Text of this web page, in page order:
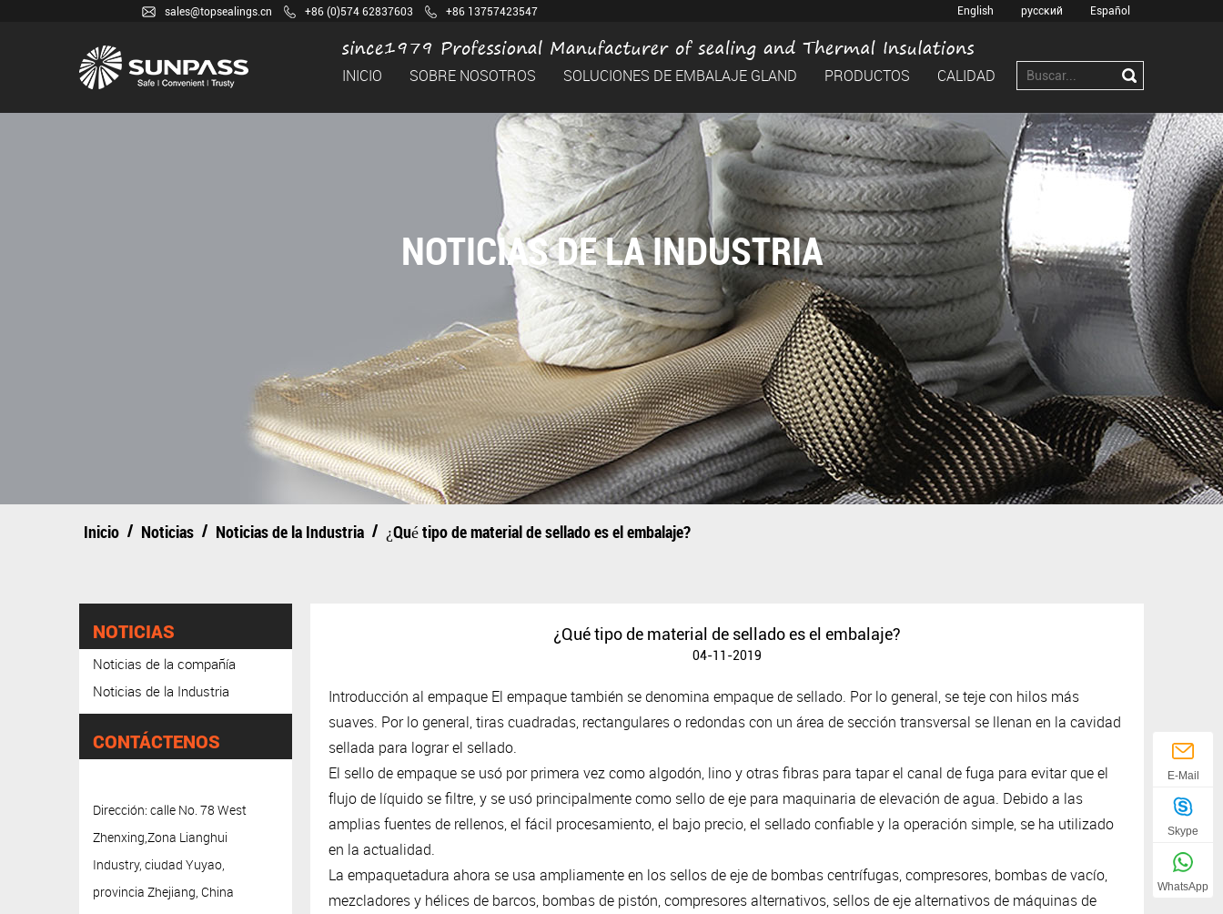
sales@topsealings.cn +86 (0)574 62837603 +86 13757423547 English русский Español
INICIO SOBRE NOSOTROS SOLUCIONES DE EMBALAJE GLAND PRODUCTOS CALIDAD
NOTICIAS DE LA INDUSTRIA
Inicio / Noticias / Noticias de la Industria / ¿Qué tipo de material de sellado es el embalaje?
NOTICIAS
Noticias de la compañía
Noticias de la Industria
CONTÁCTENOS
Dirección: calle No. 78 West
Zhenxing,Zona Lianghui
Industry, ciudad Yuyao,
provincia Zhejiang, China
¿Qué tipo de material de sellado es el embalaje?
04-11-2019
Introducción al empaque El empaque también se denomina empaque de sellado. Por lo general, se teje con hilos más
suaves. Por lo general, tiras cuadradas, rectangulares o redondas con un área de sección transversal se llenan en la cavidad
sellada para lograr el sellado.
El sello de empaque se usó por primera vez como algodón, lino y otras fibras para tapar el canal de fuga para evitar que el
flujo de líquido se filtre, y se usó principalmente como sello de eje para maquinaria de elevación de agua. Debido a las
amplias fuentes de rellenos, el fácil procesamiento, el bajo precio, el sellado confiable y la operación simple, se ha utilizado
en la actualidad.
La empaquetadura ahora se usa ampliamente en los sellos de eje de bombas centrífugas, compresores, bombas de vacío,
mezcladores y hélices de barcos, bombas de pistón, compresores alternativos, sellos de eje alternativos de máquinas de
E-Mail
Skype
WhatsApp